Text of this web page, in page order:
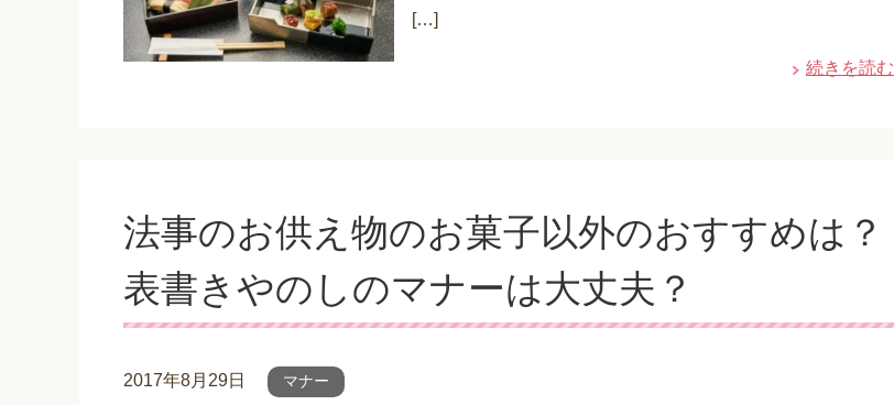
[…]
続きを読む
法事のお供え物のお菓子以外のおすすめは？
表書きやのしのマナーは大丈夫？
2017年8月29日 マナー